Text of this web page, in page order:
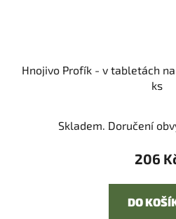
Hnojivo Profík - v tabletách
ks
Skladem. Doručení
206
DO